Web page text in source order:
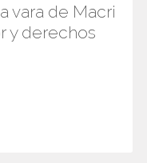
vara de Macri
y derechos